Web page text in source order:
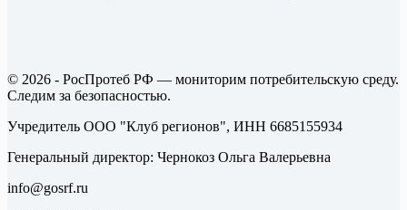
© 2026 - РосПротеб РФ — мониторим потребительскую среду.
Следим за безопасностью.
Учредитель ООО "Клуб регионов", ИНН 6685155934
Генеральный директор: Чернокоз Ольга Валерьевна
info@gosrf.ru